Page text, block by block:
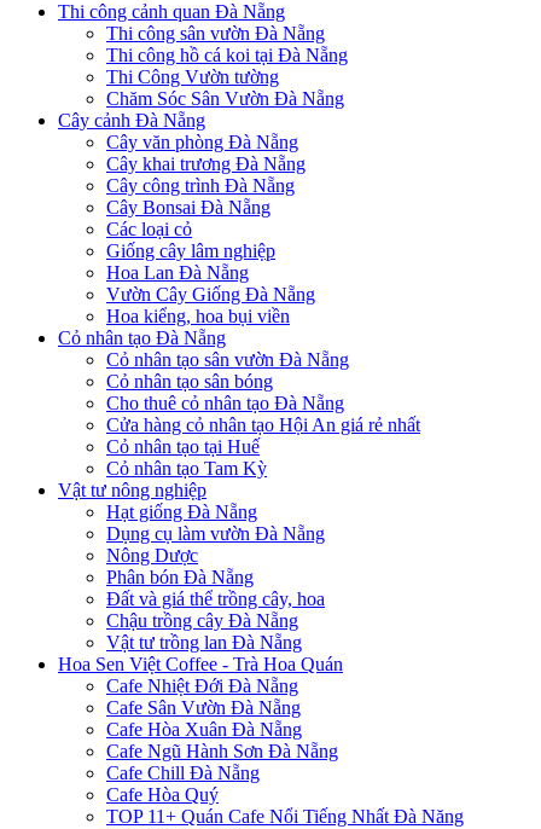
Thi công cảnh quan Đà Nẵng
Thi công sân vườn Đà Nẵng
Thi công hồ cá koi tại Đà Nẵng
Thi Công Vườn tường
Chăm Sóc Sân Vườn Đà Nẵng
Cây cảnh Đà Nẵng
Cây văn phòng Đà Nẵng
Cây khai trương Đà Nẵng
Cây công trình Đà Nẵng
Cây Bonsai Đà Nẵng
Các loại cỏ
Giống cây lâm nghiệp
Hoa Lan Đà Nẵng
Vườn Cây Giống Đà Nẵng
Hoa kiểng, hoa bụi viền
Cỏ nhân tạo Đà Nẵng
Cỏ nhân tạo sân vườn Đà Nẵng
Cỏ nhân tạo sân bóng
Cho thuê cỏ nhân tạo Đà Nẵng
Cửa hàng cỏ nhân tạo Hội An giá rẻ nhất
Cỏ nhân tạo tại Huế
Cỏ nhân tạo Tam Kỳ
Vật tư nông nghiệp
Hạt giống Đà Nẵng
Dụng cụ làm vườn Đà Nẵng
Nông Dược
Phân bón Đà Nẵng
Đất và giá thể trồng cây, hoa
Chậu trồng cây Đà Nẵng
Vật tư trồng lan Đà Nẵng
Hoa Sen Việt Coffee - Trà Hoa Quán
Cafe Nhiệt Đới Đà Nẵng
Cafe Sân Vườn Đà Nẵng
Cafe Hòa Xuân Đà Nẵng
Cafe Ngũ Hành Sơn Đà Nẵng
Cafe Chill Đà Nẵng
Cafe Hòa Quý
TOP 11+ Quán Cafe Nổi Tiếng Nhất Đà Năng